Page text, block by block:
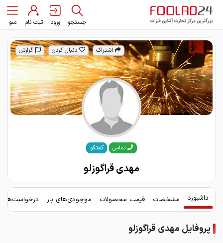
جستجو ورود ثبت نام منو
اشتراک دنبال کردن گزارش
تماس گفتگو
مهدی قراگوزلو
داشبورد مشخصات قیمت محصولات موجودی‌های بار
پروفایل مهدی قراگوزلو